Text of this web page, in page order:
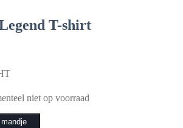
T-shirt
niet op voorraad